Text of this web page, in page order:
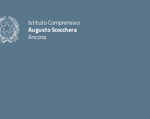
Istituto Comprensivo
Augusto Scocchera
Ancona